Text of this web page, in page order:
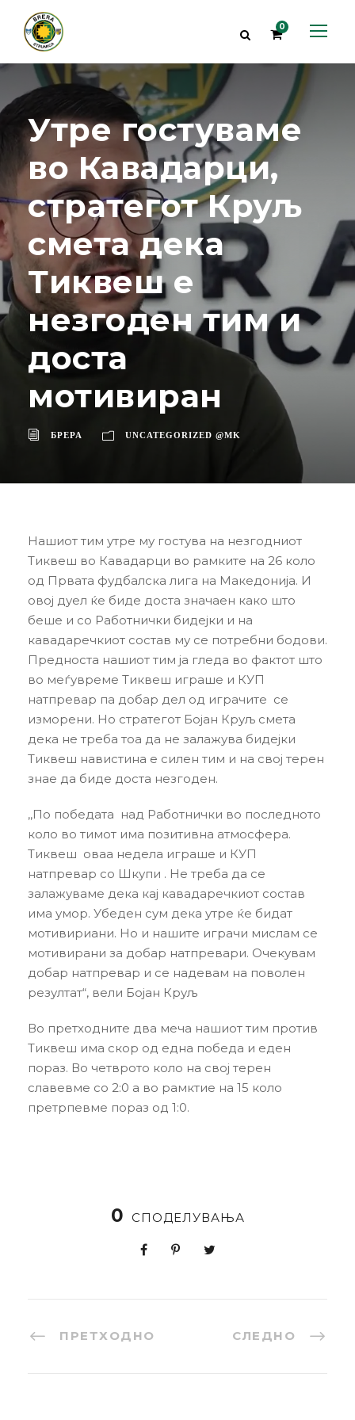
0
Утре гостуваме
во Кавадарци,
стратегот Круљ
смета дека
Тиквеш е
незгоден тим и
доста
мотивиран
БРЕРА UNCATEGORIZED @MK
Нашиот тим утре му гостува на незгодниот
Тиквеш во Кавадарци во рамките на 26 коло
од Првата фудбалска лига на Македонија. И
овој дуел ќе биде доста значаен како што
беше и со Работнички бидејки и на
кавадаречкиот состав му се потребни бодови.
Предноста нашиот тим ја гледа во фактот што
во меѓувреме Тиквеш играше и КУП
натпревар па добар дел од играчите се
изморени. Но стратегот Бојан Круљ смета
дека не треба тоа да не залажува бидејки
Тиквеш навистина е силен тим и на свој терен
знае да биде доста незгоден.
,,По победата над Работнички во последното
коло во тимот има позитивнa атмосфера.
Тиквеш оваа недела играше и КУП
натпревар со Шкупи . Не треба да се
залажуваме дека кај кавадаречкиот состав
има умор. Убеден сум дека утре ќе бидат
мотивириани. Но и нашите играчи мислам се
мотивирани за добар натпревари. Очекувам
добар натпревар и се надевам на поволен
резултат“, вели Бојан Круљ
Во претходните два меча нашиот тим против
Тиквеш има скор од една победа и еден
пораз. Во четврото коло на свој терен
славевме со 2:0 а во рамктие на 15 коло
претрпевме пораз од 1:0.
0 СПОДЕЛУВАЊА
ПРЕТХОДНО СЛЕДНО